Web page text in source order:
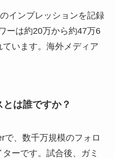
インプレッションを記録
ーは約20万から約47万6
います。海外メディア
は誰ですか？
で、数千万規模のフォロ
ーです。試合後、ガミ